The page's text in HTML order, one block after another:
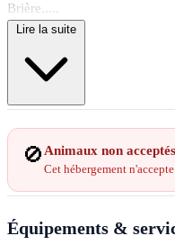
Brière.....
Trois chambres spacieuses,
avec chaises longues,
Lire la suite
🚫 Animaux non acceptés
Cet hébergement
Équipements &